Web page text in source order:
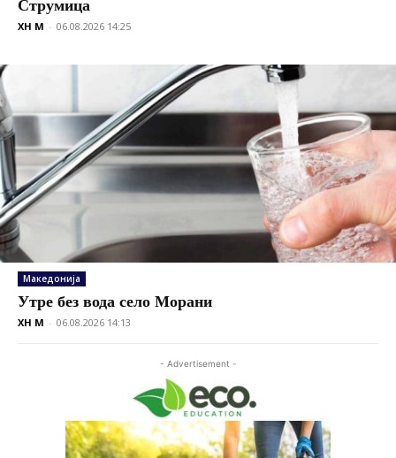
Струмица
XH M - 06.08.2026 14:25
Македонија
Утре без вода село Морани
XH M - 06.08.2026 14:13
- Advertisement -